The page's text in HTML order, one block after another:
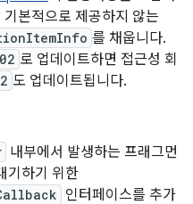
기본적으로 제공하지 않는
를 채웁니다.
로 업데이트하면 접근성 회
도 업데이트됩니다.
내부에서 발생하는 프래그먼
기하기 위한
인터페이스를 추가